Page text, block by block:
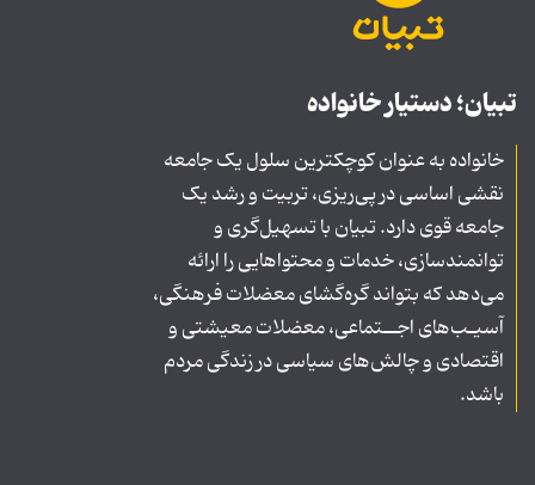
تبیان؛ دستیار خانواده
خانواده به عنوان کوچکترین سلول یک جامعه
نقشی اساسی در پی‌ریزی، تربیت و رشد یک
جامعه قوی دارد. تبیان با تسهیل‌گری و
توانمندسازی، خدمات و محتواهایی را ارائه
می‌دهد که بتواند گره‌گشای معضلات فرهنگی،
آسیـب‌های اجــتماعی، معضلات معیشتی و
اقتصادی و چالش‌های سیاسی در زندگی مردم
باشد.